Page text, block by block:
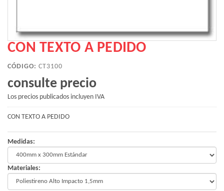
CON TEXTO A PEDIDO
CÓDIGO: CT3100
consulte precio
Los precios publicados incluyen IVA
CON TEXTO A PEDIDO
Medidas:
Materiales: